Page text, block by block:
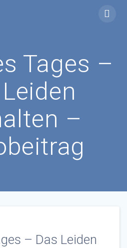
Tages –
–
– Das Leiden